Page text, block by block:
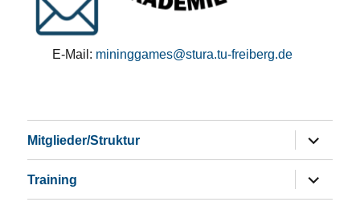
E-Mail: mininggames@stura.tu-freiberg.de
Mitglieder/Struktur
öffnen
Training
öffnen